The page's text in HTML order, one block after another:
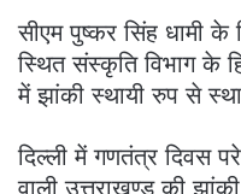
सीएम पुष्कर सिंह धामी के
स्थित संस्कृति विभाग के
में झांकी स्थायी रुप से
दिल्ली में गणतंत्र दिवस
वाली उत्तराखण्ड की